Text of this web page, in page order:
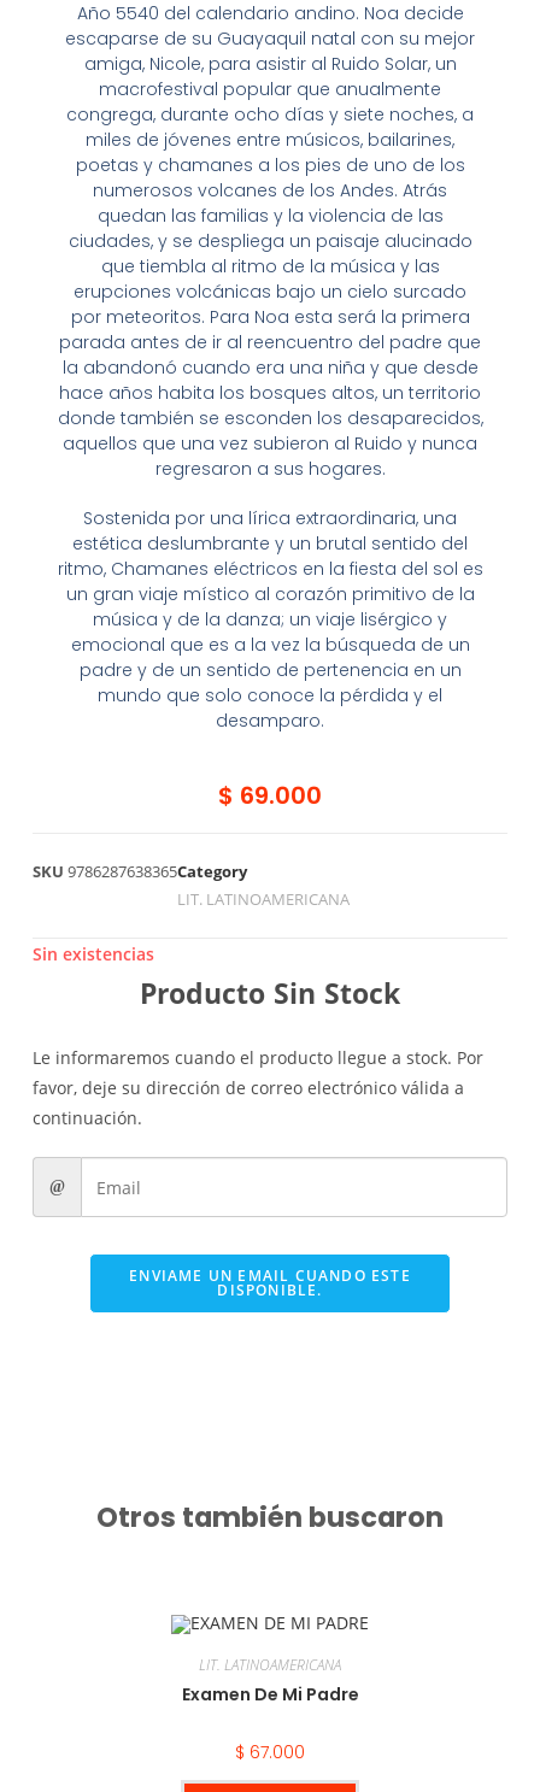
Año 5540 del calendario andino. Noa decide
escaparse de su Guayaquil natal con su mejor
amiga, Nicole, para asistir al Ruido Solar, un
macrofestival popular que anualmente
congrega, durante ocho días y siete noches, a
miles de jóvenes entre músicos, bailarines,
poetas y chamanes a los pies de uno de los
numerosos volcanes de los Andes. Atrás
quedan las familias y la violencia de las
ciudades, y se despliega un paisaje alucinado
que tiembla al ritmo de la música y las
erupciones volcánicas bajo un cielo surcado
por meteoritos. Para Noa esta será la primera
parada antes de ir al reencuentro del padre que
la abandonó cuando era una niña y que desde
hace años habita los bosques altos, un territorio
donde también se esconden los desaparecidos,
aquellos que una vez subieron al Ruido y nunca
regresaron a sus hogares.
Sostenida por una lírica extraordinaria, una
estética deslumbrante y un brutal sentido del
ritmo, Chamanes eléctricos en la fiesta del sol es
un gran viaje místico al corazón primitivo de la
música y de la danza; un viaje lisérgico y
emocional que es a la vez la búsqueda de un
padre y de un sentido de pertenencia en un
mundo que solo conoce la pérdida y el
desamparo.
$ 69.000
SKU 9786287638365Category
LIT. LATINOAMERICANA
Sin existencias
Producto Sin Stock
Le informaremos cuando el producto llegue a stock. Por
favor, deje su dirección de correo electrónico válida a
continuación.
ENVIAME UN EMAIL CUANDO ESTE
DISPONIBLE.
Otros también buscaron
LIT. LATINOAMERICANA
Examen De Mi Padre
$ 67.000